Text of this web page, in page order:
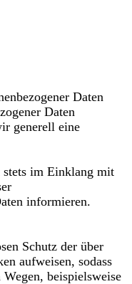
Daten
Daten
generell eine
stets im Einklang mit
informieren.
Schutz der über
aufweisen, sodass
beispielsweise